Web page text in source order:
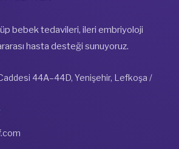
bebek tedavileri, ileri embriyoloji
hasta desteği sunuyoruz.
44A–44D, Yenişehir, Lefkoşa /